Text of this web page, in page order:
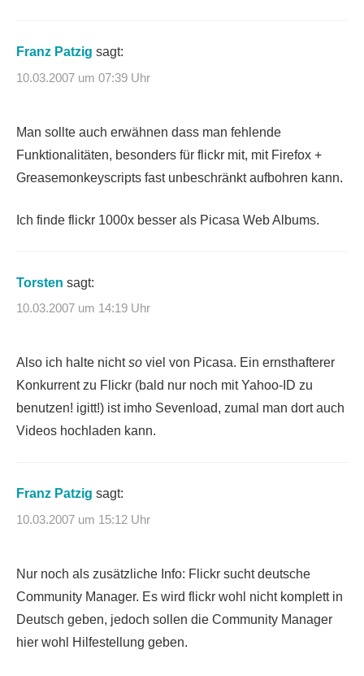
Franz Patzig sagt:
10.03.2007 um 07:39 Uhr
Man sollte auch erwähnen dass man fehlende
Funktionalitäten, besonders für flickr mit, mit Firefox +
Greasemonkeyscripts fast unbeschränkt aufbohren kann.
Ich finde flickr 1000x besser als Picasa Web Albums.
Torsten sagt:
10.03.2007 um 14:19 Uhr
Also ich halte nichtso viel von Picasa. Ein ernsthafterer
Konkurrent zu Flickr (bald nur noch mit Yahoo-ID zu
benutzen! igitt!) ist imho Sevenload, zumal man dort auch
Videos hochladen kann.
Franz Patzig sagt:
10.03.2007 um 15:12 Uhr
Nur noch als zusätzliche Info: Flickr sucht deutsche
Community Manager. Es wird flickr wohl nicht komplett in
Deutsch geben, jedoch sollen die Community Manager
hier wohl Hilfestellung geben.